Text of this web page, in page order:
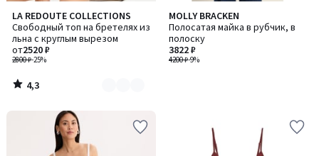
LA REDOUTE COLLECTIONS
Свободный топ на бретелях из
льна с круглым вырезом
2800 ₽-25%
от2520 ₽
4,3
/ 5
Количество
цветов:
3
4,3
/
MOLLY BRACKEN
Полосатая майка в рубчик, в
полоску
4200 ₽-9%
3822 ₽